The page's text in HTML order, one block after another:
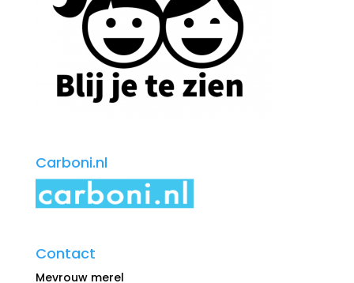
Carboni.nl
Contact
Mevrouw merel